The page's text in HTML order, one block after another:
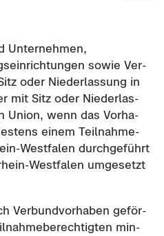
Un­ter­neh­men,
sowie Ver­
oder Nie­der­las­sung in
mit Sitz oder Nie­der­las­
Union, wenn das Vor­ha­
einem Teil­nah­me­
​Westfalen durch­ge­führt
​Westfalen um­ge­setzt
Ver­bund­vor­ha­ben ge­för­
min­